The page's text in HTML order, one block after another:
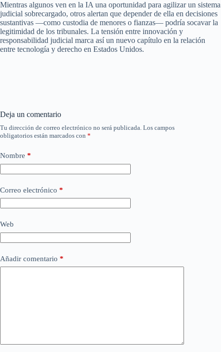
Mientras algunos ven en la IA una oportunidad para agilizar un sistema
judicial sobrecargado, otros alertan que depender de ella en decisiones
sustantivas —como custodia de menores o fianzas— podría socavar la
legitimidad de los tribunales. La tensión entre innovación y
responsabilidad judicial marca así un nuevo capítulo en la relación
entre tecnología y derecho en Estados Unidos.
Deja un comentario
Tu dirección de correo electrónico no será publicada. Los campos
obligatorios están marcados con *
Nombre *
Correo electrónico *
Web
Añadir comentario *